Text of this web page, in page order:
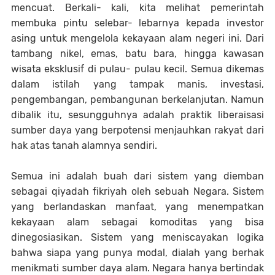
mencuat. Berkali- kali, kita melihat pemerintah
membuka pintu selebar- lebarnya kepada investor
asing untuk mengelola kekayaan alam negeri ini. Dari
tambang nikel, emas, batu bara, hingga kawasan
wisata eksklusif di pulau- pulau kecil. Semua dikemas
dalam istilah yang tampak manis, investasi,
pengembangan, pembangunan berkelanjutan. Namun
dibalik itu, sesungguhnya adalah praktik liberaisasi
sumber daya yang berpotensi menjauhkan rakyat dari
hak atas tanah alamnya sendiri.
Semua ini adalah buah dari sistem yang diemban
sebagai qiyadah fikriyah oleh sebuah Negara. Sistem
yang berlandaskan manfaat, yang menempatkan
kekayaan alam sebagai komoditas yang bisa
dinegosiasikan. Sistem yang meniscayakan logika
bahwa siapa yang punya modal, dialah yang berhak
menikmati sumber daya alam. Negara hanya bertindak